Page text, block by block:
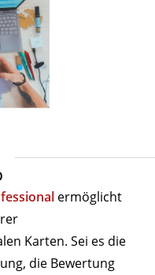
ermöglicht
Karten. Sei es die
die Bewertung